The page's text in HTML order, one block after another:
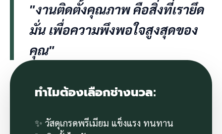
"งานติดตั้งคุณภาพ คือสิ่งที่เรายึด
มั่น เพื่อความพึงพอใจสูงสุดของ
คุณ"
ทำไมต้องเลือกช่างนวล:
✨ วัสดุเกรดพรีเมียม แข็งแรง ทนทาน